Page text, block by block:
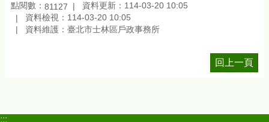
點閱數： 81127
資料更新：114-03-20 10:05
資料檢視：114-03-20 10:05
資料維護：臺北市士林區戶政事務所
回上一頁
:::